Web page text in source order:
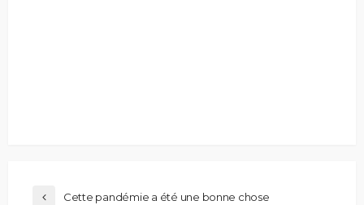
Cette pandémie a été une bonne chose